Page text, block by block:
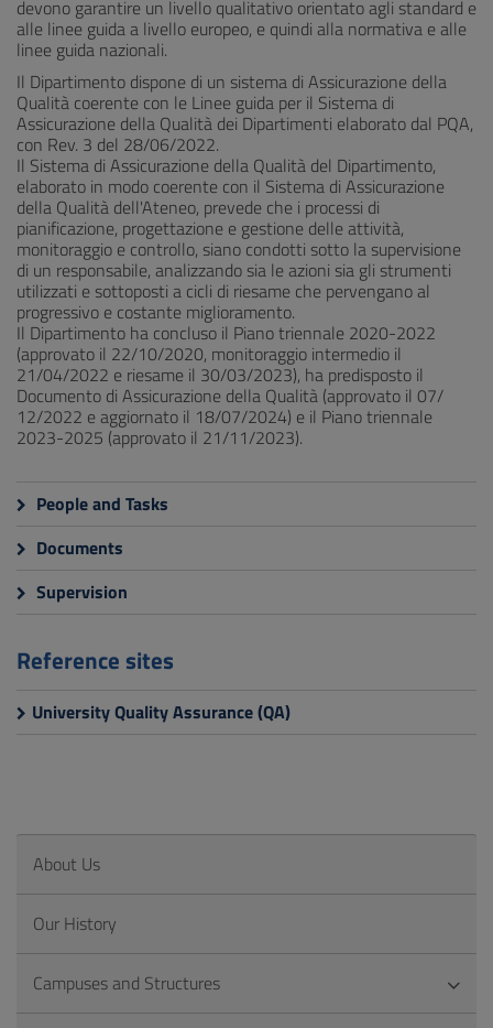
devono garantire un livello qualitativo orientato agli standard e
alle linee guida a livello europeo, e quindi alla normativa e alle
linee guida nazionali.
Il Dipartimento dispone di un sistema di Assicurazione della
Qualità coerente con le Linee guida per il Sistema di
Assicurazione della Qualità dei Dipartimenti elaborato dal PQA,
con Rev. 3 del 28/06/2022.
Il Sistema di Assicurazione della Qualità del Dipartimento,
elaborato in modo coerente con il Sistema di Assicurazione
della Qualità dell'Ateneo, prevede che i processi di
pianificazione, progettazione e gestione delle attività,
monitoraggio e controllo, siano condotti sotto la supervisione
di un responsabile, analizzando sia le azioni sia gli strumenti
utilizzati e sottoposti a cicli di riesame che pervengano al
progressivo e costante miglioramento.
Il Dipartimento ha concluso il Piano triennale 2020-2022
(approvato il 22/10/2020, monitoraggio intermedio il
21/04/2022 e riesame il 30/03/2023), ha predisposto il
Documento di Assicurazione della Qualità (approvato il 07/
12/2022 e aggiornato il 18/07/2024) e il Piano triennale
2023-2025 (approvato il 21/11/2023).
People and Tasks
Documents
Supervision
Reference sites
University Quality Assurance (QA)
About Us
Our History
Campuses and Structures